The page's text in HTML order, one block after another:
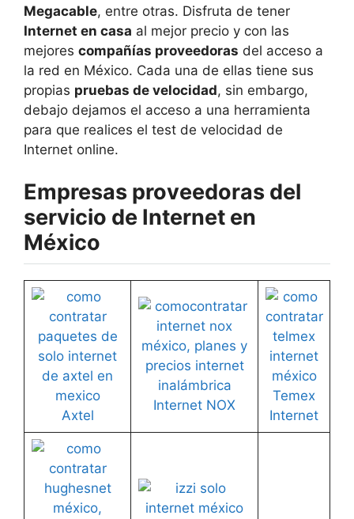
Megacable, entre otras. Disfruta de tener
Internet en casa al mejor precio y con las
mejores compañías proveedoras del acceso a
la red en México. Cada una de ellas tiene sus
propias pruebas de velocidad, sin embargo,
debajo dejamos el acceso a una herramienta
para que realices el test de velocidad de
Internet online.
Empresas proveedoras del
servicio de Internet en
México
Axtel
Internet NOX
Temex
Internet